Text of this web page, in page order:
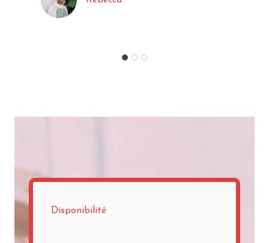
Disponibilité